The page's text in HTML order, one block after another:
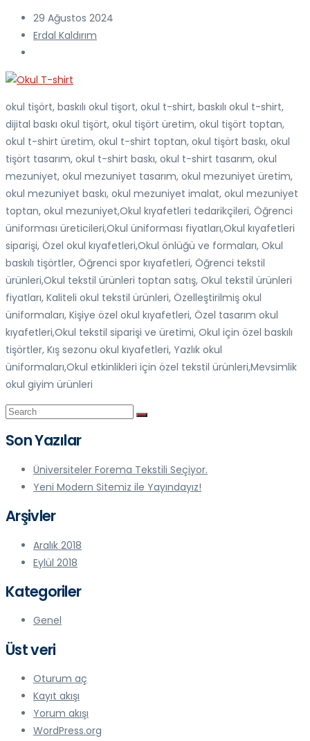
29 Ağustos 2024
Erdal Kaldırım
okul tişört, baskılı okul tişort, okul t-shirt, baskılı okul t-shirt,
dijital baskı okul tişört, okul tişört üretim, okul tişört toptan,
okul t-shirt üretim, okul t-shirt toptan, okul tişört baskı, okul
tişört tasarım, okul t-shirt baskı, okul t-shirt tasarım, okul
mezuniyet, okul mezuniyet tasarım, okul mezuniyet üretim,
okul mezuniyet baskı, okul mezuniyet imalat, okul mezuniyet
toptan, okul mezuniyet,Okul kıyafetleri tedarikçileri, Öğrenci
üniforması üreticileri,Okul üniforması fiyatları,Okul kıyafetleri
siparişi, Özel okul kıyafetleri,Okul önlüğü ve formaları, Okul
baskılı tişörtler, Öğrenci spor kıyafetleri, Öğrenci tekstil
ürünleri,Okul tekstil ürünleri toptan satış, Okul tekstil ürünleri
fiyatları, Kaliteli okul tekstil ürünleri, Özelleştirilmiş okul
üniformaları, Kişiye özel okul kıyafetleri, Özel tasarım okul
kıyafetleri,Okul tekstil siparişi ve üretimi, Okul için özel baskılı
tişörtler, Kış sezonu okul kıyafetleri, Yazlık okul
üniformaları,Okul etkinlikleri için özel tekstil ürünleri,Mevsimlik
okul giyim ürünleri
Son Yazılar
Üniversiteler Forema Tekstili Seçiyor.
Yeni Modern Sitemiz ile Yayındayız!
Arşivler
Aralık 2018
Eylül 2018
Kategoriler
Genel
Üst veri
Oturum aç
Kayıt akışı
Yorum akışı
WordPress.org